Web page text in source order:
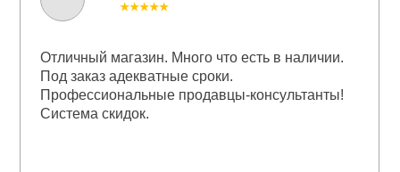
★★★★★
Отличный магазин. Много что есть в наличии.
Под заказ адекватные сроки.
Профессиональные продавцы-консультанты!
Система скидок.